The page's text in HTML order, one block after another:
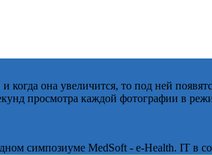
она увеличится, то под ней
просмотра каждой фотографии в
симпозиуме MedSoft - e-Health. IT в